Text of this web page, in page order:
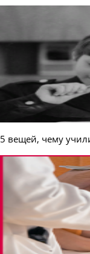
5 вещей, чему